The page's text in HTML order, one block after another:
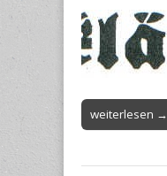
weiterlesen →